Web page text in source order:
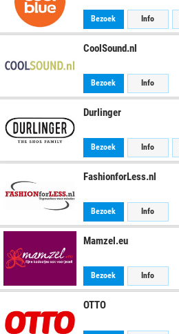
Bezoek Info
CoolSound.nl
Bezoek Info
Durlinger
Bezoek Info
FashionforLess.nl
Bezoek Info
Mamzel.eu
Bezoek Info
OTTO